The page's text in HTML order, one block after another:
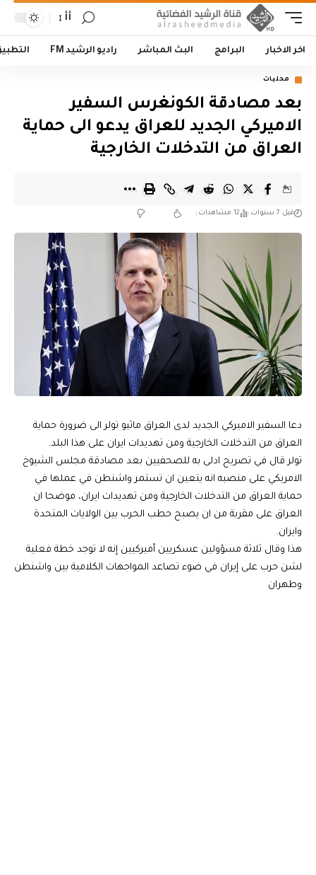
أأ
اخر الاخبار البرامج البث المباشر راديو الرشيد FM
محليات
بعد مصادقة الكونغرس السفير
الاميركي الجديد للعراق يدعو الى حماية
العراق من التدخلات الخارجية
قبل 7 سنوات 12 مشاهدات
دعا السفير الاميركي الجديد لدى العراق ماثيو تولر الى ضرورة حماية
العراق من التدخلات الخارجية ومن تهديدات ايران على هذا البلد.
تولر قال في تصريح ادلى به للصحفيين بعد مصادقة مجلس الشيوخ
الامريكي على منصبه انه يتعين ان تستمر واشنطن في عملها في
حماية العراق من التدخلات الخارجية ومن تهديدات ايران، موضحا ان
العراق على مقربة من ان يصبح حطب الحرب بين الولايات المتحدة
وايران.
هذا وقال ثلاثة مسؤولين عسكريين أميركيين إنه لا توجد خطة فعلية
لشن حرب على إيران في ضوء تصاعد المواجهات الكلامية بين واشنطن
وطهران